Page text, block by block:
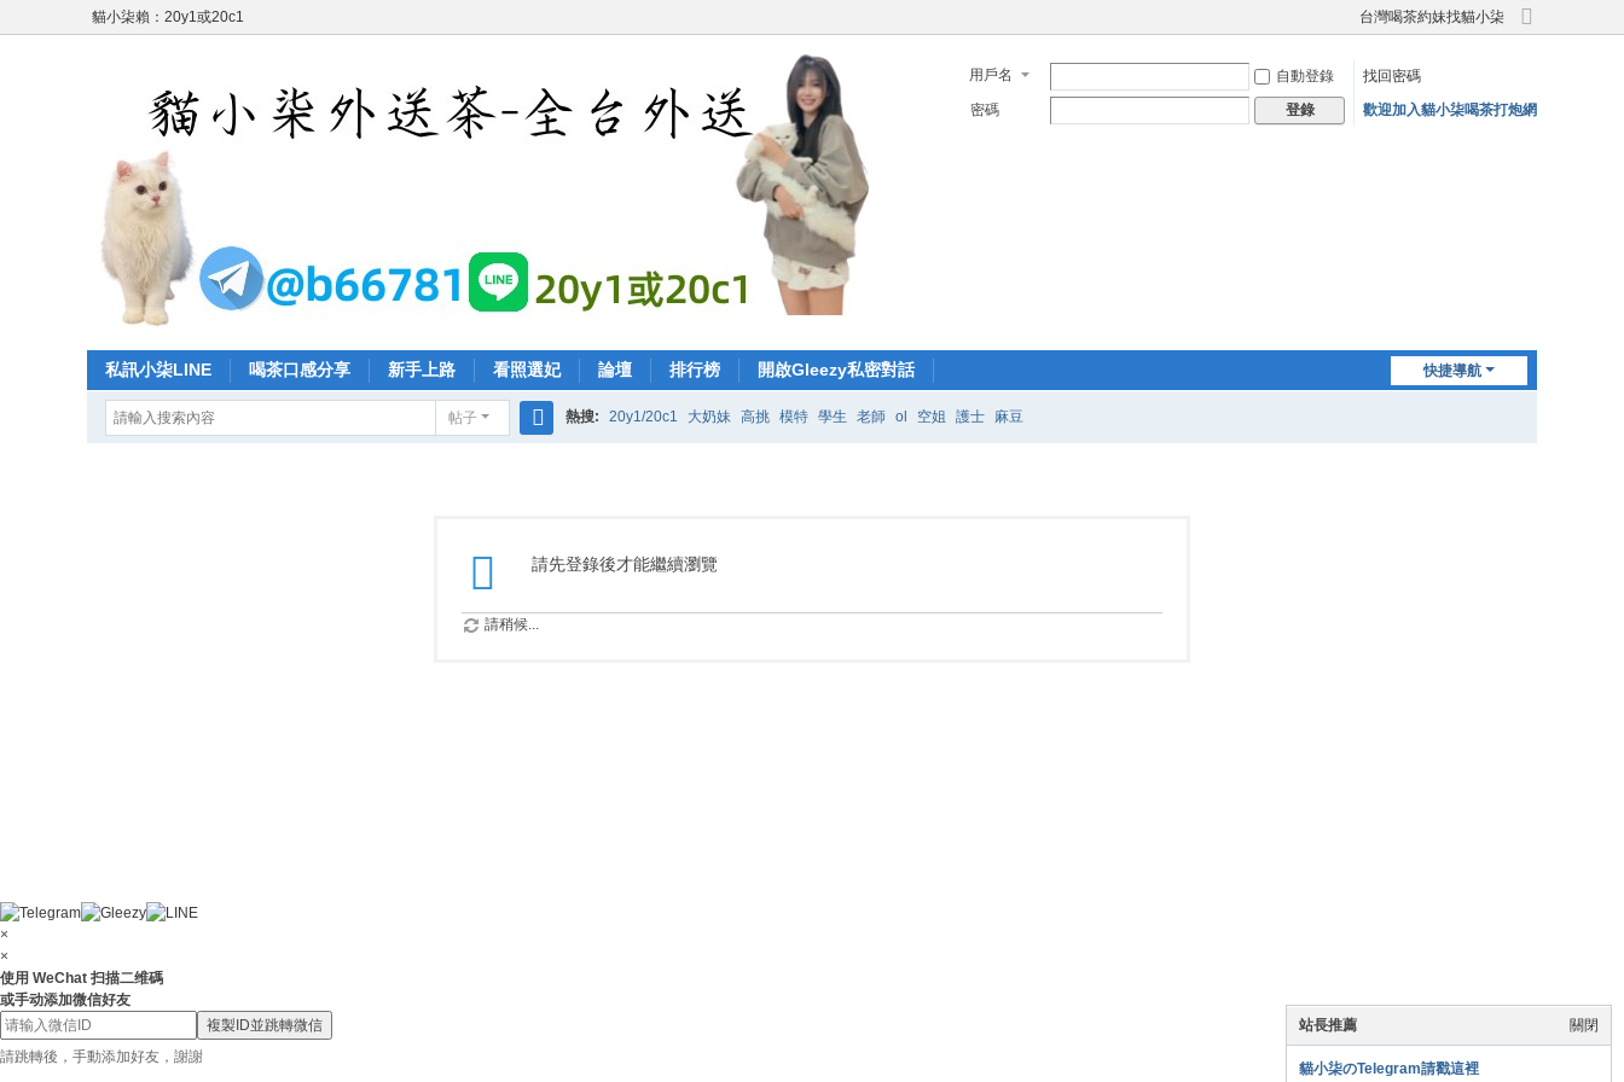
貓小柒賴：20y1或20c1 台灣喝茶約妹找貓小柒
切
寬
用戶名 自動登錄
找回密碼
密碼
登錄 歡迎加入貓小柒喝茶打炮網
快捷導航
私訊小柒LINE 喝茶口感分享 新手上路 看照選妃 論壇 排行榜 開啟Gleezy私密對話
帖子 熱搜: 20y1/20c1 大奶妹 高挑 模特 學生 老師 ol 空姐 護士 麻豆
請先登錄後才能繼續瀏覽
請稍候...
關閉
站長推薦
貓小柒のTelegram請戳這裡
×
×
使用 WeChat 扫描二维碼
或手动添加微信好友
複製ID並跳轉微信
請跳轉後，手動添加好友，謝謝